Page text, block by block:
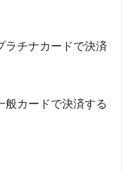
ラチナカードで決済
般カードで決済する